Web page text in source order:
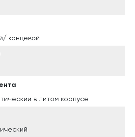
концевой
в литом корпусе